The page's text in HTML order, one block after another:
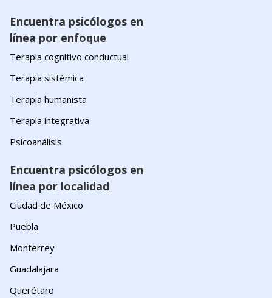
Encuentra psicólogos en
línea por enfoque
Terapia cognitivo conductual
Terapia sistémica
Terapia humanista
Terapia integrativa
Psicoanálisis
Encuentra psicólogos en
línea por localidad
Ciudad de México
Puebla
Monterrey
Guadalajara
Querétaro